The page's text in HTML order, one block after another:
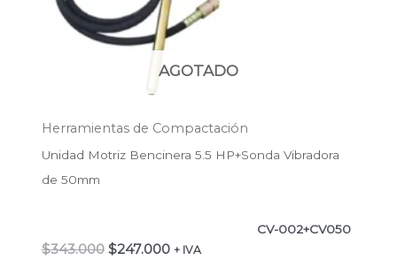
AGOTADO
Herramientas de Compactación
Unidad Motriz Bencinera 5.5 HP+Sonda Vibradora
de 50mm
CV-002+CV050
$343.000 $247.000 + IVA